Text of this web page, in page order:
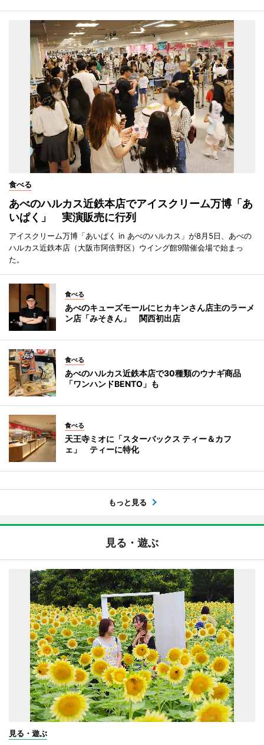
食べる
あべのハルカス近鉄本店でアイスクリーム万博「あ
いぱく」 実演販売に行列
アイスクリーム万博「あいぱく in あべのハルカス」が8月5日、あべの
ハルカス近鉄本店（大阪市阿倍野区）ウイング館9階催会場で始まっ
た。
食べる
あべのキューズモールにヒカキンさん店主のラーメ
ン店「みそきん」 関西初出店
食べる
あべのハルカス近鉄本店で30種類のウナギ商品
「ワンハンドBENTO」も
食べる
天王寺ミオに「スターバックス ティー＆カフ
ェ」 ティーに特化
もっと見る
見る・遊ぶ
見る・遊ぶ